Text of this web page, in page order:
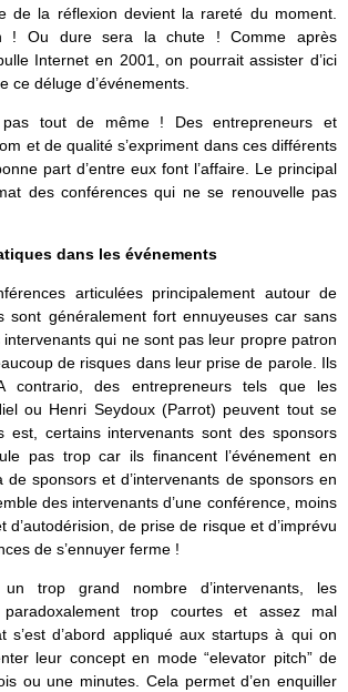
de la réflexion devient la rareté du moment.
! Ou dure sera la chute ! Comme après
Internet en 2001, on pourrait assister d’ici
ce déluge d’événements.
pas tout de même ! Des entrepreneurs et
et de qualité s’expriment dans ces différents
part d’entre eux font l’affaire. Le principal
des conférences qui ne se renouvelle pas
dans les événements
articulées principalement autour de
sont généralement fort ennuyeuses car sans
qui ne sont pas leur propre patron
de risques dans leur prise de parole. Ils
contrario, des entrepreneurs tels que les
ou Henri Seydoux (Parrot) peuvent tout se
est, certains intervenants sont des sponsors
pas trop car ils financent l’événement en
sponsors et d’intervenants de sponsors en
des intervenants d’une conférence, moins
d’autodérision, de prise de risque et d’imprévu
de s’ennuyer ferme !
trop grand nombre d’intervenants, les
paradoxalement trop courtes et assez mal
s’est d’abord appliqué aux startups à qui on
leur concept en mode “elevator pitch” de
ou une minutes. Cela permet d’en enquiller